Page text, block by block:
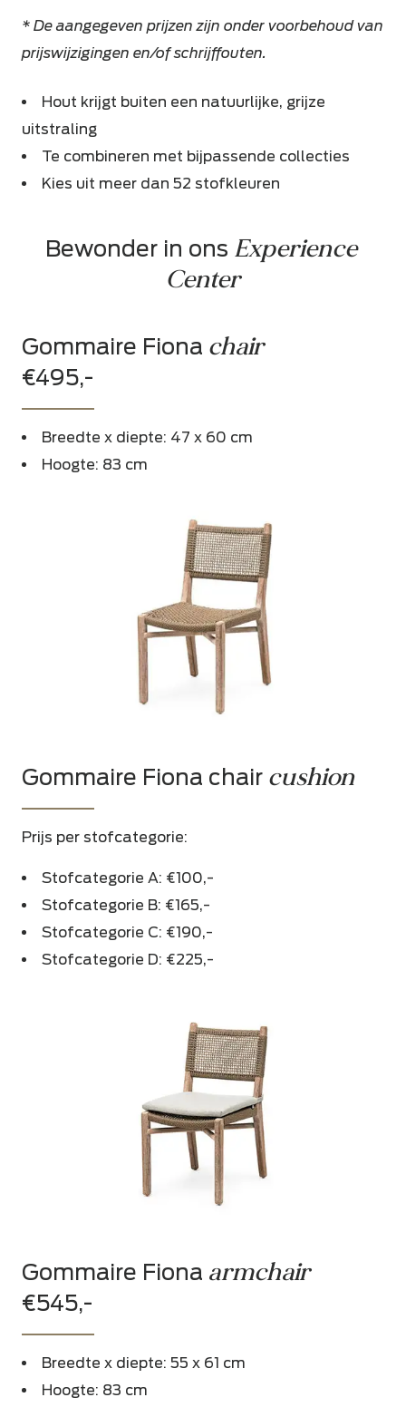
* De aangegeven prijzen zijn onder voorbehoud van
prijswijzigingen en/of schrijffouten.
Hout krijgt buiten een natuurlijke, grijze
uitstraling
Te combineren met bijpassende collecties
Kies uit meer dan 52 stofkleuren
Bewonder in ons Experience
Center
Gommaire Fiona chair
€495,-
Breedte x diepte: 47 x 60 cm
Hoogte: 83 cm
Gommaire Fiona chair cushion
Prijs per stofcategorie:
Stofcategorie A: €100,-
Stofcategorie B: €165,-
Stofcategorie C: €190,-
Stofcategorie D: €225,-
Gommaire Fiona armchair
€545,-
Breedte x diepte: 55 x 61 cm
Hoogte: 83 cm